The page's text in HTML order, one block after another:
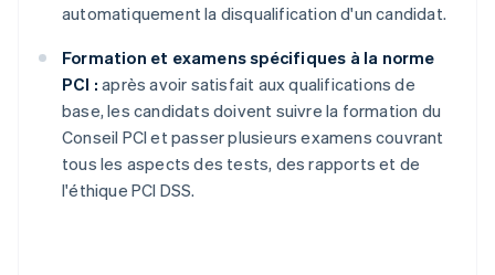
automatiquement la disqualification d'un candidat.
Formation et examens spécifiques à la norme
PCI : après avoir satisfait aux qualifications de
base, les candidats doivent suivre la formation du
Conseil PCI et passer plusieurs examens couvrant
tous les aspects des tests, des rapports et de
l'éthique PCI DSS.